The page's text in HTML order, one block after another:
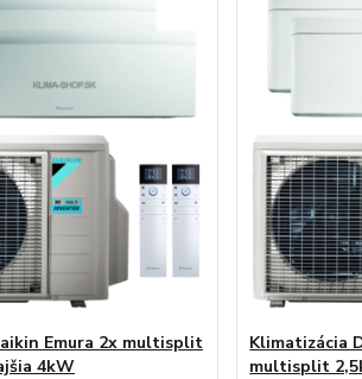
Emura 2x multisplit
4kW
Klimatizácia
multisplit